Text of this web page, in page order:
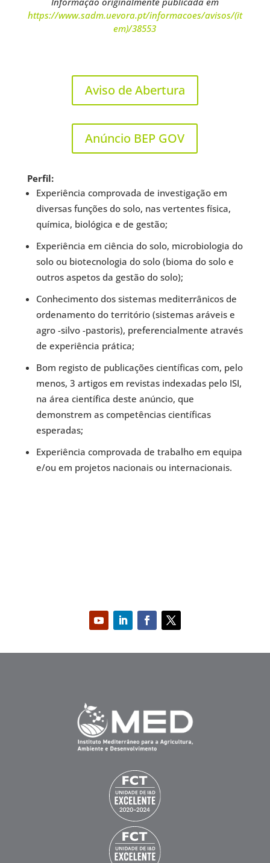
https://www.sadm.uevora.pt/informacoes/avisos/(it
em)/38553
Aviso de Abertura
Anúncio BEP GOV
Perfil:
Experiência comprovada de investigação em
diversas funções do solo, nas vertentes física,
química, biológica e de gestão;
Experiência em ciência do solo, microbiologia do
solo ou biotecnologia do solo (bioma do solo e
outros aspetos da gestão do solo);
Conhecimento dos sistemas mediterrânicos de
ordenamento do território (sistemas aráveis e
agro -silvo -pastoris), preferencialmente através
de experiência prática;
Bom registo de publicações científicas com, pelo
menos, 3 artigos em revistas indexadas pelo ISI,
na área científica deste anúncio, que
demonstrem as competências científicas
esperadas;
Experiência comprovada de trabalho em equipa
e/ou em projetos nacionais ou internacionais.